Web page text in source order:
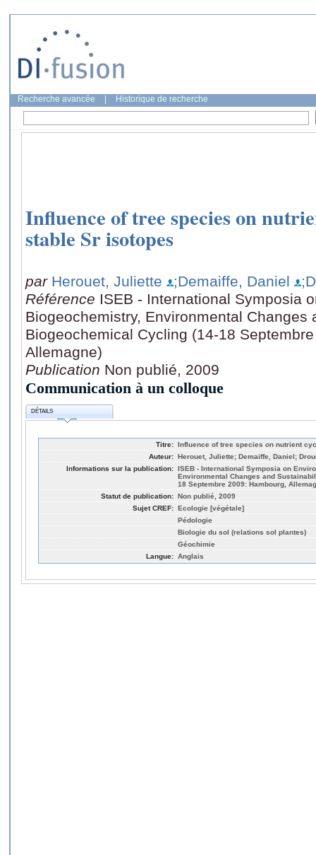
Recherche avancée Historique de recherche
Influence of tree species on
stable Sr isotopes
par Herouet, Juliette ;Demaiffe, Daniel
Référence ISEB - International Symposia
Biogeochemistry, Environmental Changes
Biogeochemical Cycling (14-18
Allemagne)
Publication Non publié, 2009
Communication à un colloque
DÉTAILS
Titre: Influence of tree species on nutrient
Auteur: Herouet, Juliette; Demaiffe, Daniel;
Informations sur la publication: ISEB - International Symposia on
Environmental Changes and
18 Septembre 2009: Hambourg,
Statut de publication: Non publié, 2009
Sujet CREF: Ecologie [végétale]
Pédologie
Biologie du sol (relations sol plantes)
Géochimie
Langue: Anglais